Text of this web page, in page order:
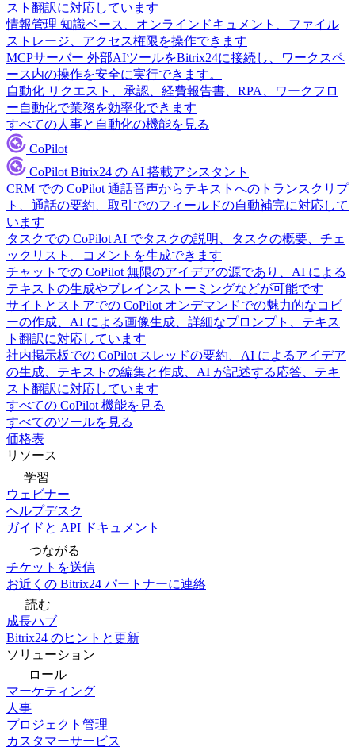
スト翻訳に対応しています
情報管理 知識ベース、オンラインドキュメント、ファイル
ストレージ、アクセス権限を操作できます
MCPサーバー 外部AIツールをBitrix24に接続し、ワークスペ
ース内の操作を安全に実行できます。
自動化 リクエスト、承認、経費報告書、RPA、ワークフロ
ー自動化で業務を効率化できます
すべての人事と自動化の機能を見る
CoPilot
CoPilot Bitrix24 の AI 搭載アシスタント
CRM での CoPilot 通話音声からテキストへのトランスクリプ
ト、通話の要約、取引でのフィールドの自動補完に対応して
います
タスクでの CoPilot AI でタスクの説明、タスクの概要、チェ
ックリスト、コメントを生成できます
チャットでの CoPilot 無限のアイデアの源であり、AI による
テキストの生成やブレインストーミングなどが可能です
サイトとストアでの CoPilot オンデマンドでの魅力的なコピ
ーの作成、AI による画像生成、詳細なプロンプト、テキス
ト翻訳に対応しています
社内掲示板での CoPilot スレッドの要約、AI によるアイデア
の生成、テキストの編集と作成、AI が記述する応答、テキ
スト翻訳に対応しています
すべての CoPilot 機能を見る
すべてのツールを見る
価格表
リソース
学習
ウェビナー
ヘルプデスク
ガイドと API ドキュメント
つながる
チケットを送信
お近くの Bitrix24 パートナーに連絡
読む
成長ハブ
Bitrix24 のヒントと更新
ソリューション
ロール
マーケティング
人事
プロジェクト管理
カスタマーサービス